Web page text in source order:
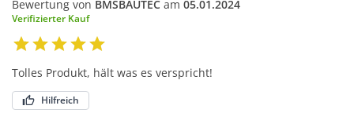
Bewertung von BMSBAUTEC am 05.01.2024
Verifizierter Kauf
Tolles Produkt, hält was es verspricht!
Hilfreich